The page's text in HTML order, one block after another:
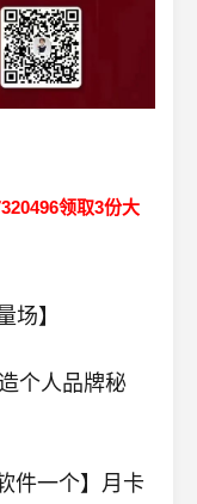
领取3份大
场】
个人品牌秘
件一个】月卡